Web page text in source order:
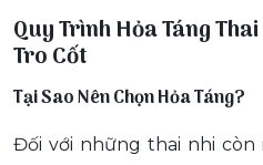
Quy Trình Hỏa Táng
Tro Cốt
Tại Sao Nên Chọn Hỏa Táng?
Đối với những thai nhi còn